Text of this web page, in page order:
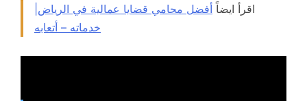
اقرأ ايضاً أفضل محامي قضايا عمالية في الرياض|
خدماته – أتعابه